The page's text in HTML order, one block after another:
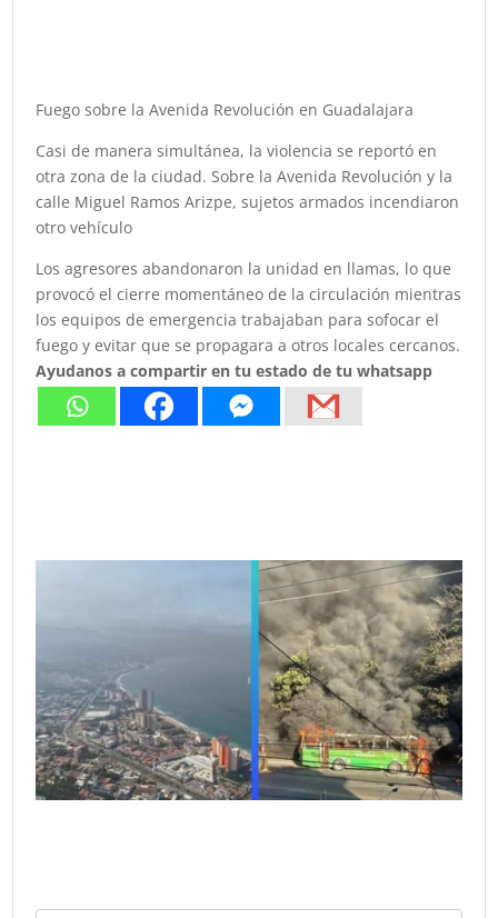
Fuego sobre la Avenida Revolución en Guadalajara
Casi de manera simultánea, la violencia se reportó en
otra zona de la ciudad. Sobre la Avenida Revolución y la
calle Miguel Ramos Arizpe, sujetos armados incendiaron
otro vehículo
Los agresores abandonaron la unidad en llamas, lo que
provocó el cierre momentáneo de la circulación mientras
los equipos de emergencia trabajaban para sofocar el
fuego y evitar que se propagara a otros locales cercanos.
Ayudanos a compartir en tu estado de tu whatsapp